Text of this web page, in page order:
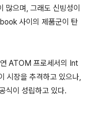
많으며, 그래도 신빙성이
사이의 제품군이 탄
ATOM 프로세서의 Int
시장을 추격하고 있으나,
식이 성립하고 있다.